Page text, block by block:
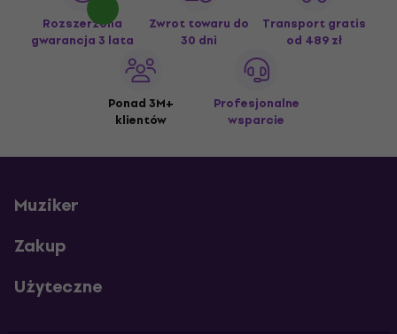
Rozszerzona
gwarancja 3 lata
Zwrot towaru do
30 dni
Transport gratis
od 489 zł
Ponad 3M+
klientów
Profesjonalne
wsparcie
Muziker
Zakup
Użyteczne